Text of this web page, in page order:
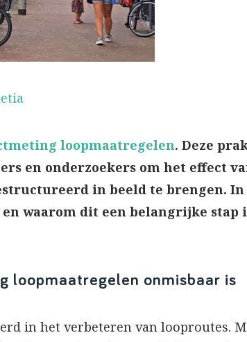
loopmaatregelen. Deze
en onderzoekers om het effect
in beeld te brengen.
waarom dit een belangrijke stap
loopmaatregelen onmisbaar is
in het verbeteren van looproutes.